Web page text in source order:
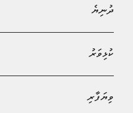
ދުނިޔެ
ކުޅިވަރު
ވިޔަފާރި